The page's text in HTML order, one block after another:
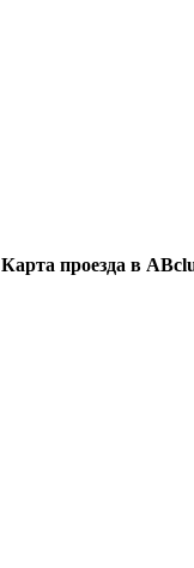
Карта проезда в